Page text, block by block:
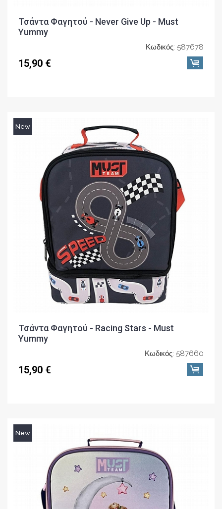
Τσάντα Φαγητού - Never Give Up - Must
Yummy
Κωδικός: 587678
15,90 €
New
Τσάντα Φαγητού - Racing Stars - Must
Yummy
Κωδικός: 587660
15,90 €
New